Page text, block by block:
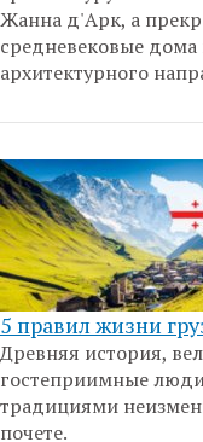
Жанна д'Арк, а
средневековые дома
архитектурного
5 правил жизни
Древняя история,
гостеприимные
традициями
почете.